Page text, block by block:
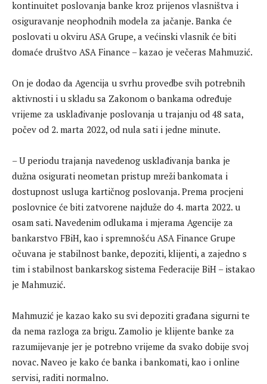
kontinuitet poslovanja banke kroz prijenos vlasništva i
osiguravanje neophodnih modela za jačanje. Banka će
poslovati u okviru ASA Grupe, a većinski vlasnik će biti
domaće društvo ASA Finance – kazao je večeras Mahmuzić.
On je dodao da Agencija u svrhu provedbe svih potrebnih
aktivnosti i u skladu sa Zakonom o bankama određuje
vrijeme za usklađivanje poslovanja u trajanju od 48 sata,
počev od 2. marta 2022, od nula sati i jedne minute.
– U periodu trajanja navedenog usklađivanja banka je
dužna osigurati neometan pristup mreži bankomata i
dostupnost usluga kartičnog poslovanja. Prema procjeni
poslovnice će biti zatvorene najduže do 4. marta 2022. u
osam sati. Navedenim odlukama i mjerama Agencije za
bankarstvo FBiH, kao i spremnošću ASA Finance Grupe
očuvana je stabilnost banke, depoziti, klijenti, a zajedno s
tim i stabilnost bankarskog sistema Federacije BiH – istakao
je Mahmuzić.
Mahmuzić je kazao kako su svi depoziti građana sigurni te
da nema razloga za brigu. Zamolio je klijente banke za
razumijevanje jer je potrebno vrijeme da svako dobije svoj
novac. Naveo je kako će banka i bankomati, kao i online
servisi, raditi normalno.